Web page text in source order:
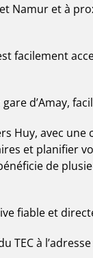
Namur et à
facilement
d’Amay,
Huy, avec
et planifier
de
fiable et
à l’adresse